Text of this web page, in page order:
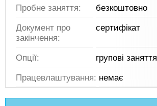
Пробне заняття:
безкоштовно
Документ про
закінчення:
сертифікат
Опції:
групові заняття
Працевлаштування: немає